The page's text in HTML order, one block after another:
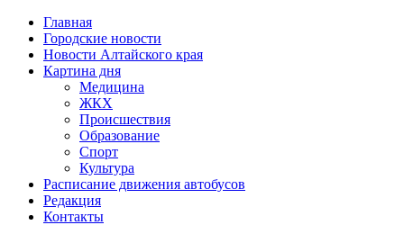
Главная
Городские новости
Новости Алтайского края
Картина дня
Медицина
ЖКХ
Происшествия
Образование
Спорт
Культура
Расписание движения автобусов
Редакция
Контакты